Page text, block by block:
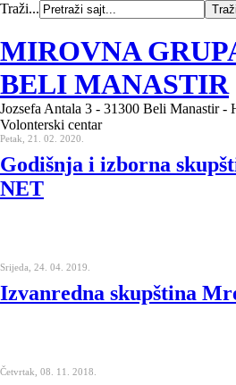
Traži...
MIROVNA
BELI MANASTIR
Jozsefa Antala 3 - 31300 Beli Manastir -
Volonterski centar
Petak, 21. 02. 2020.
Godišnja i izborna
NET
Srijeda, 24. 04. 2019.
Izvanredna skupština
Četvrtak, 08. 11. 2018.